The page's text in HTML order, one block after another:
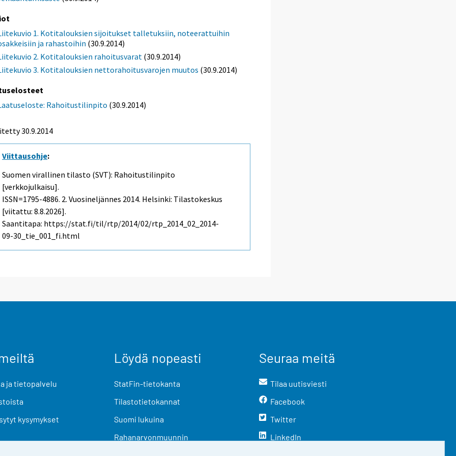
1. Kotitalouksien sijoitukset talletuksiin, noteerattuihin
ja rahastoihin (30.9.2014)
2. Kotitalouksien rahoitusvarat (30.9.2014)
3. Kotitalouksien nettorahoitusvarojen muutos (30.9.2014)
Rahoitustilinpito (30.9.2014)
30.9.2014
Viittausohje:
Suomen virallinen tilasto (SVT): Rahoitustilinpito
[verkkojulkaisu].
ISSN=1795-4886. 2. Vuosineljännes 2014. Helsinki: Tilastokeskus
[viitattu: 8.8.2026].
Saantitapa: https://stat.fi/til/rtp/2014/02/rtp_2014_02_2014-
09-30_tie_001_fi.html
ja tietopalvelu
kysymykset
Löydä nopeasti
StatFin-tietokanta
Tilastotietokannat
Suomi lukuina
Rahanarvonmuunnin
Seuraa meitä
Tilaa uutisviesti
Facebook
Twitter
LinkedIn